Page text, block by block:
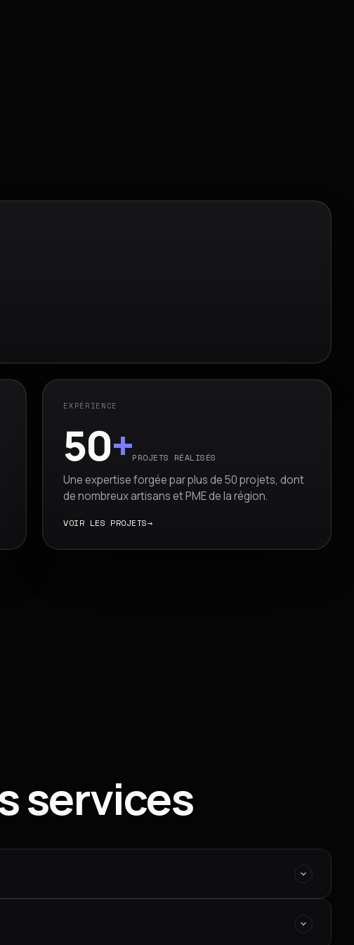
EXPÉRIENCE
50+PROJETS RÉALISÉS
Une expertise forgée par plus de 50 projets, dont
de nombreux artisans et PME de la région.
VOIR LES PROJETS→
services